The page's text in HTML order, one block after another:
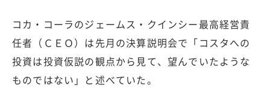
コカ・コーラのジェームス・クインシー最高経営責
任者（ＣＥＯ）は先月の決算説明会で「コスタへの
投資は投資仮説の観点から見て、望んでいたような
ものではない」と述べていた。